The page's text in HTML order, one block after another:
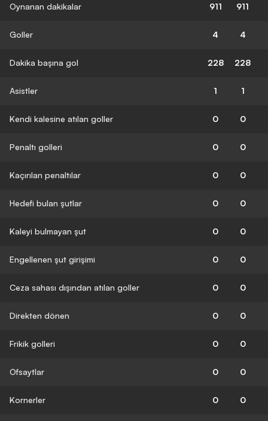
Oynanan dakikalar 911 911
Goller 4 4
Dakika başına gol 228 228
Asistler 1 1
Kendi kalesine atılan goller 0 0
Penaltı golleri 0 0
Kaçırılan penaltılar 0 0
Hedefi bulan şutlar 0 0
Kaleyi bulmayan şut 0 0
Engellenen şut girişimi 0 0
Ceza sahası dışından atılan goller 0 0
Direkten dönen 0 0
Frikik golleri 0 0
Ofsaytlar 0 0
Kornerler 0 0